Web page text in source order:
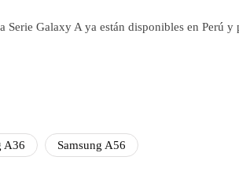
Serie Galaxy A ya están disponibles en Perú y
A36 Samsung A56